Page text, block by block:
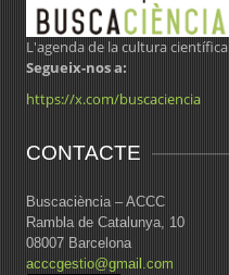
L'agenda de la cultura científica
Segueix-nos a:
https://x.com/buscaciencia
CONTACTE
Buscaciència – ACCC
Rambla de Catalunya, 10
08007 Barcelona
acccgestio@gmail.com